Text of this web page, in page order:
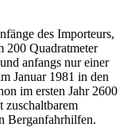
des Importeurs,
200 Quadratmeter
anfangs nur einer
Januar 1981 in den
im ersten Jahr 2600
Berganfahrhilfen.